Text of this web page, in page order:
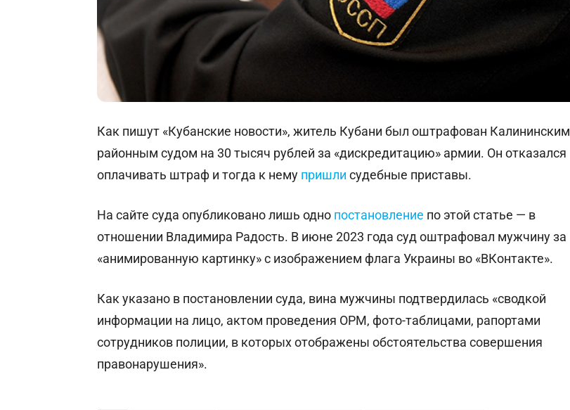
Как пишут «Кубанские новости», житель Кубани был оштрафован Калининским
районным судом на 30 тысяч рублей за «дискредитацию» армии. Он отказался
оплачивать штраф и тогда к нему пришли судебные приставы.
На сайте суда опубликовано лишь одно постановление по этой статье — в
отношении Владимира Радость. В июне 2023 года суд оштрафовал мужчину за
«анимированную картинку» с изображением флага Украины во «ВКонтакте».
Как указано в постановлении суда, вина мужчины подтвердилась «сводкой
информации на лицо, актом проведения ОРМ, фото-таблицами, рапортами
сотрудников полиции, в которых отображены обстоятельства совершения
правонарушения».